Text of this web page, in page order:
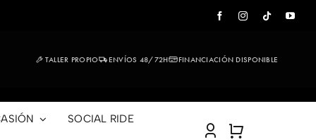
TALLER PROPIO ENVÍOS 48/72H FINANCIACIÓN DISPONIBLE
SOCIAL RIDE